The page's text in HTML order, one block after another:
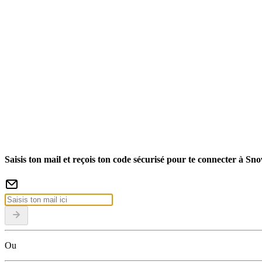
Saisis ton mail et reçois ton code sécurisé pour te connecter à
Ou